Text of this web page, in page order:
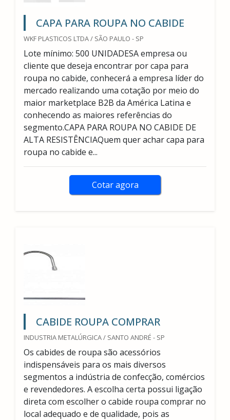
CAPA PARA ROUPA NO CABIDE
WKF PLASTICOS LTDA / SÃO PAULO - SP
Lote mínimo: 500 UNIDADESA empresa ou
cliente que deseja encontrar por capa para
roupa no cabide, conhecerá a empresa líder do
mercado realizando uma cotação por meio do
maior marketplace B2B da América Latina e
conhecendo as maiores referências do
segmento.CAPA PARA ROUPA NO CABIDE DE
ALTA RESISTÊNCIAQuem quer achar capa para
roupa no cabide e...
Cotar agora
CABIDE ROUPA COMPRAR
INDUSTRIA METALÚRGICA / SANTO ANDRÉ - SP
Os cabides de roupa são acessórios
indispensáveis para os mais diversos
segmentos a indústria de confecção, comércios
e revendedores. A escolha certa possui ligação
direta com escolher o cabide roupa comprar no
local adequado e de qualidade, pois as